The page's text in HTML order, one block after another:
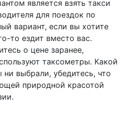
является взять такси
для поездок по
вариант, если вы хотите
то ездит вместо вас.
о цене заранее,
таксометры. Какой
выбрали, убедитесь, что
природной красотой